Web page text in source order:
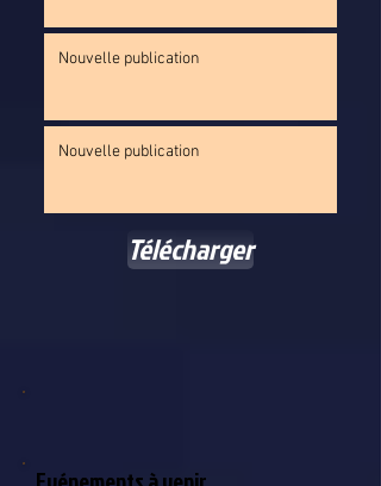
Nouvelle publication
Nouvelle publication
Télécharger